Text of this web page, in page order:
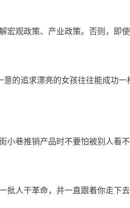
宏观政策、产业政策。否则，即
意的追求漂亮的女孩往往能成功
小巷推销产品时不要怕被别人看
批人干革命，并一直跟着你走下